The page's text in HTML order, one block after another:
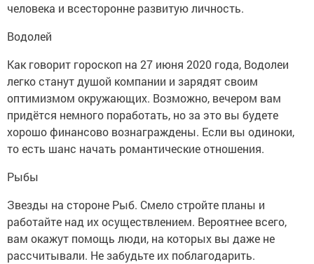
человека и всесторонне развитую личность.
Водолей
Как говорит гороскоп на 27 июня 2020 года, Водолеи
легко станут душой компании и зарядят своим
оптимизмом окружающих. Возможно, вечером вам
придётся немного поработать, но за это вы будете
хорошо финансово вознаграждены. Если вы одиноки,
то есть шанс начать романтические отношения.
Рыбы
Звезды на стороне Рыб. Смело стройте планы и
работайте над их осуществлением. Вероятнее всего,
вам окажут помощь люди, на которых вы даже не
рассчитывали. Не забудьте их поблагодарить.